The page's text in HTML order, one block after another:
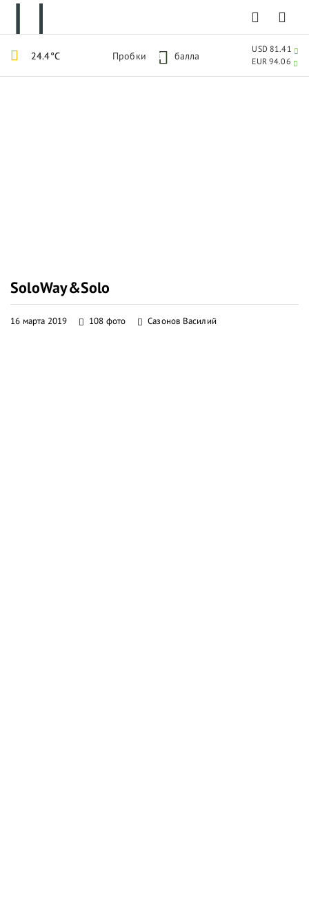
SoloWay&Solo
16 марта 2019 108 фото Сазонов Василий
24.4°C Пробки 1 балла
USD 81.41
EUR 94.06